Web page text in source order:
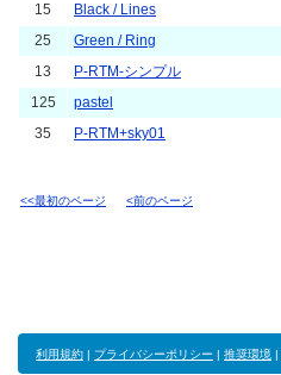
15
Black / Lines
25
Green / Ring
13
P-RTM-シンプル
125
pastel
35
P-RTM+sky01
<<最初のページ <前のページ
利用規約 | プライバシーポリシー | 推奨環境 |